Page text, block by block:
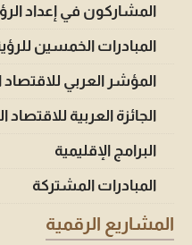
المشاركون في إعداد
المبادرات الخمسين
المؤشر العربي للاقتصاد
الجائزة العربية للاقتصاد
البرامج الإقليمية
المبادرات المشتركة
المشاريع الرقمية